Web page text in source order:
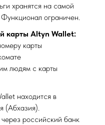
хранятся на самой
Функционал ограничен.
карты Altyn Wallet:
карты
людям с карты
находится в
(Абхазия).
российский банк